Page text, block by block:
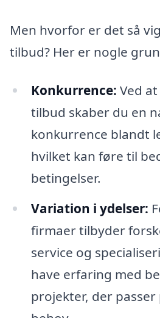
Men hvorfor er det så
tilbud? Her er nogle
Konkurrence: Ved
tilbud skaber du en
konkurrence blandt
hvilket kan føre til
betingelser.
Variation i ydelser:
firmaer tilbyder
service og
have erfaring med
projekter, der